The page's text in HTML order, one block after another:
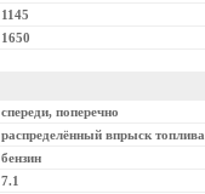
1145
1650
спереди, поперечно
распределённый впрыск топлива
бензин
7.1